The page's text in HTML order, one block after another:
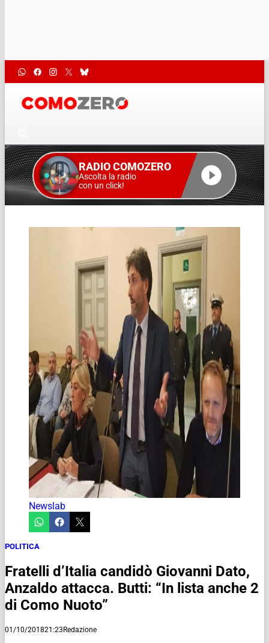
RADIO COMOZERO
Ascolta la radio
con un click!
Newslab
POLITICA
Fratelli d’Italia candidò Giovanni Dato,
Anzaldo attacca. Butti: “In lista anche 2
di Como Nuoto”
01/10/201821:23Redazione